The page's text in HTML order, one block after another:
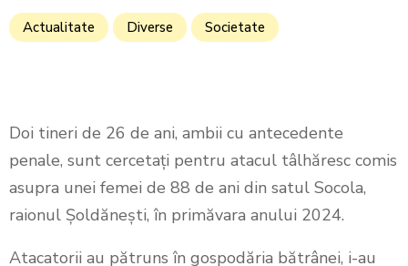
Actualitate Diverse Societate
Doi tineri de 26 de ani, ambii cu antecedente
penale, sunt cercetați pentru atacul tâlhăresc comis
asupra unei femei de 88 de ani din satul Socola,
raionul Șoldănești, în primăvara anului 2024.
Atacatorii au pătruns în gospodăria bătrânei, i-au